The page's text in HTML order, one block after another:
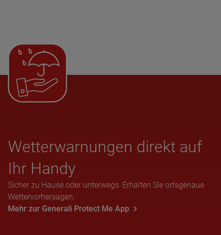
Wet­ter­war­nun­gen direkt auf
Ihr Handy
Sicher zu Hause oder unterwegs: Erhalten Sie ortsgenaue
Wettervorhersagen.
Mehr zur Generali Protect Me App